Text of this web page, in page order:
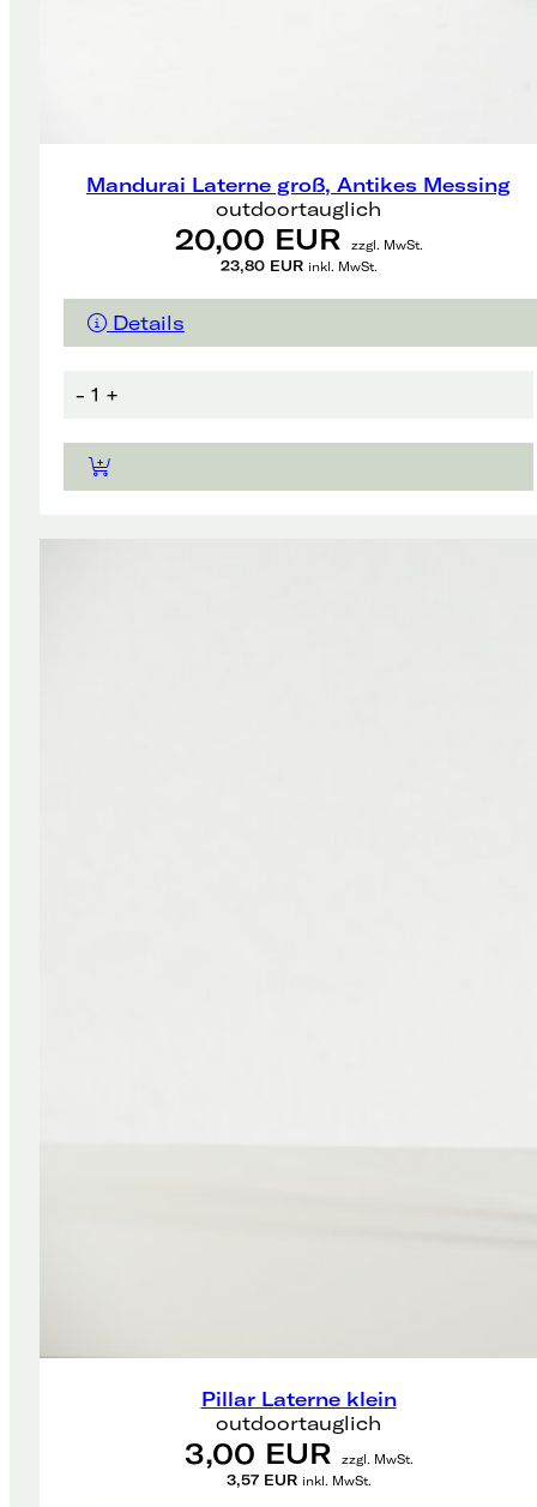
Mandurai Laterne groß, Antikes Messing
outdoortauglich
20,00 EUR zzgl. MwSt.
23,80 EUR inkl. MwSt.
Details
- 1 +
Pillar Laterne klein
outdoortauglich
3,00 EUR zzgl. MwSt.
3,57 EUR inkl. MwSt.